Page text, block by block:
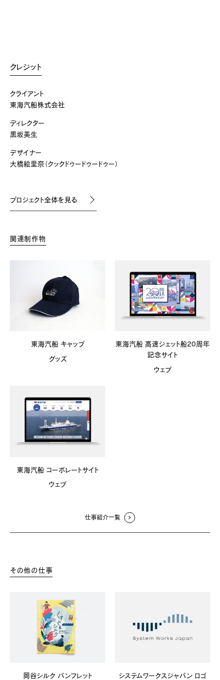
クレジット
クライアント
東海汽船株式会社
ディレクター
黒坂美生
デザイナー
大橋絵里奈（クックドゥードゥードゥー）
プロジェクト全体を見る
関連制作物
東海汽船 キャップ
グッズ
東海汽船 高速ジェット船20周年
記念サイト
ウェブ
東海汽船 コーポレートサイト
ウェブ
仕事紹介一覧
その他の仕事
岡谷シルク パンフレット システムワークスジャパン ロゴ